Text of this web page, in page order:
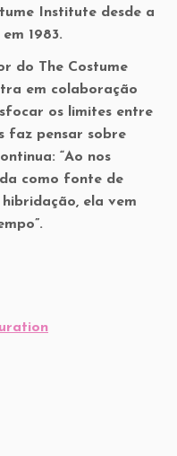
Institute desde a
1983.
do The Costume
em colaboração
os limites entre
faz pensar sobre
“Ao nos
como fonte de
ela vem